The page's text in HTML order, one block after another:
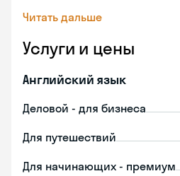
Читать дальше
Услуги и цены
Английский язык
Деловой - для бизнеса
Для путешествий
Для начинающих - премиум